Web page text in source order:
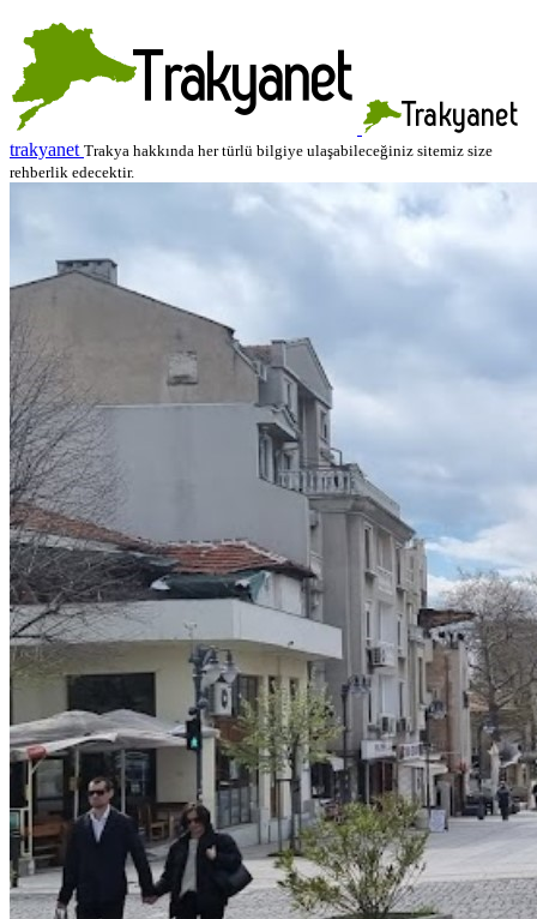
trakyanet Trakya hakkında her türlü bilgiye ulaşabileceğiniz sitemiz size
rehberlik edecektir.